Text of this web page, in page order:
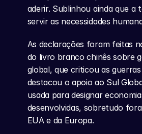
aderir. Sublinhou ainda que a
servir as necessidades
As declarações foram feitas
do livro branco chinês sobre
global, que criticou as
destacou o apoio ao Sul
usada para designar
desenvolvidas, sobretudo
EUA e da Europa.